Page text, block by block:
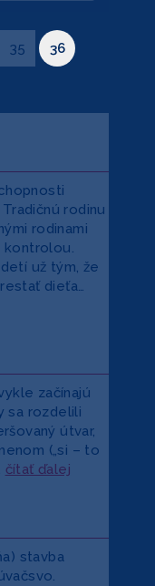
35 36
rodinu
rodinami
kontrolou.
už tým, že
dieťa…
začínajú
sa rozdelili
útvar,
(„si – to
čítať ďalej
stavba